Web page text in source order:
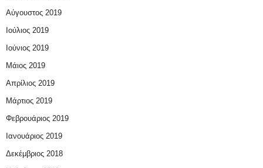
Αύγουστος 2019
Ιούλιος 2019
Ιούνιος 2019
Μάιος 2019
Απρίλιος 2019
Μάρτιος 2019
Φεβρουάριος 2019
Ιανουάριος 2019
Δεκέμβριος 2018